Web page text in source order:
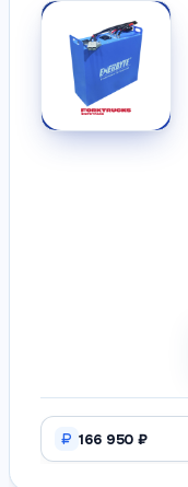
166 950 ₽